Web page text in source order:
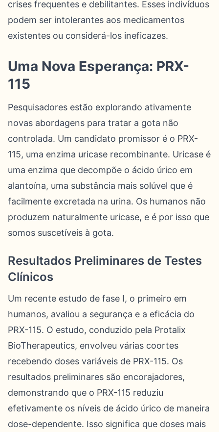
crises frequentes e debilitantes. Esses indivíduos
podem ser intolerantes aos medicamentos
existentes ou considerá-los ineficazes.
Uma Nova Esperança: PRX-
115
Pesquisadores estão explorando ativamente
novas abordagens para tratar a gota não
controlada. Um candidato promissor é o PRX-
115, uma enzima uricase recombinante. Uricase é
uma enzima que decompõe o ácido úrico em
alantoína, uma substância mais solúvel que é
facilmente excretada na urina. Os humanos não
produzem naturalmente uricase, e é por isso que
somos suscetíveis à gota.
Resultados Preliminares de Testes
Clínicos
Um recente estudo de fase I, o primeiro em
humanos, avaliou a segurança e a eficácia do
PRX-115. O estudo, conduzido pela Protalix
BioTherapeutics, envolveu várias coortes
recebendo doses variáveis de PRX-115. Os
resultados preliminares são encorajadores,
demonstrando que o PRX-115 reduziu
efetivamente os níveis de ácido úrico de maneira
dose-dependente. Isso significa que doses mais